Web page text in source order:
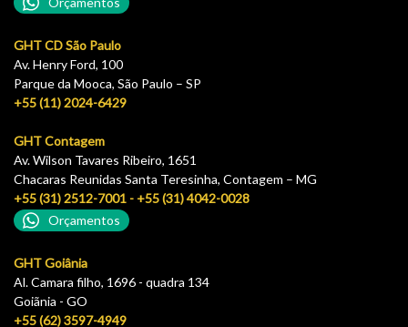
GHT CD São Paulo
Av. Henry Ford, 100
Parque da Mooca, São Paulo – SP
+55 (11) 2024-6429
GHT Contagem
Av. Wilson Tavares Ribeiro, 1651
Chacaras Reunidas Santa Teresinha, Contagem – MG
+55 (31) 2512-7001 - +55 (31) 4042-0028
Orçamentos
GHT Goiânia
Al. Camara filho, 1696 - quadra 134
Goiãnia - GO
+55 (62) 3597-4949